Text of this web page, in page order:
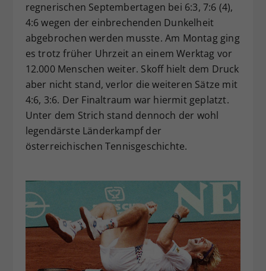
regnerischen Septembertagen bei 6:3, 7:6 (4),
4:6 wegen der einbrechenden Dunkelheit
abgebrochen werden musste. Am Montag ging
es trotz früher Uhrzeit an einem Werktag vor
12.000 Menschen weiter. Skoff hielt dem Druck
aber nicht stand, verlor die weiteren Sätze mit
4:6, 3:6. Der Finaltraum war hiermit geplatzt.
Unter dem Strich stand dennoch der wohl
legendärste Länderkampf der
österreichischen Tennisgeschichte.